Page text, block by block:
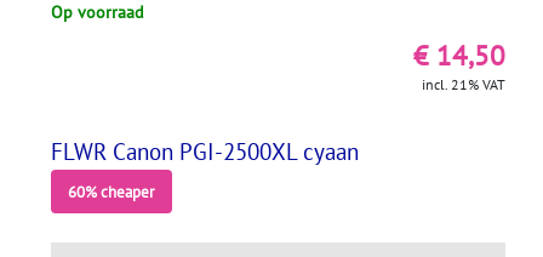
Op voorraad
€ 14,50
incl. 21% VAT
FLWR Canon PGI-2500XL cyaan
60% cheaper